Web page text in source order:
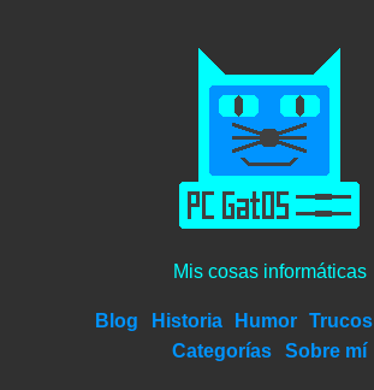
Mis cosas informáticas
Blog Historia Humor Trucos
Categorías
Sobre mí